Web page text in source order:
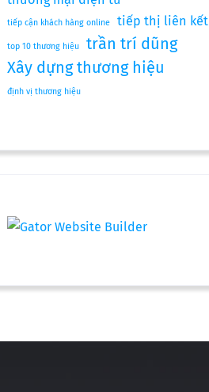
tiếp cận khách hàng online tiếp thị liên kết
top 10 thương hiệu
trần trí dũng
Xây dựng thương hiệu
định vị thương hiệu